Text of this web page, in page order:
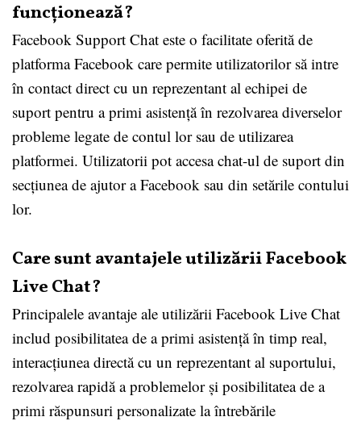
funcționează?
Facebook Support Chat este o facilitate oferită de
platforma Facebook care permite utilizatorilor să intre
în contact direct cu un reprezentant al echipei de
suport pentru a primi asistență în rezolvarea diverselor
probleme legate de contul lor sau de utilizarea
platformei. Utilizatorii pot accesa chat-ul de suport din
secțiunea de ajutor a Facebook sau din setările contului
lor.
Care sunt avantajele utilizării Facebook
Live Chat?
Principalele avantaje ale utilizării Facebook Live Chat
includ posibilitatea de a primi asistență în timp real,
interacțiunea directă cu un reprezentant al suportului,
rezolvarea rapidă a problemelor și posibilitatea de a
primi răspunsuri personalizate la întrebările